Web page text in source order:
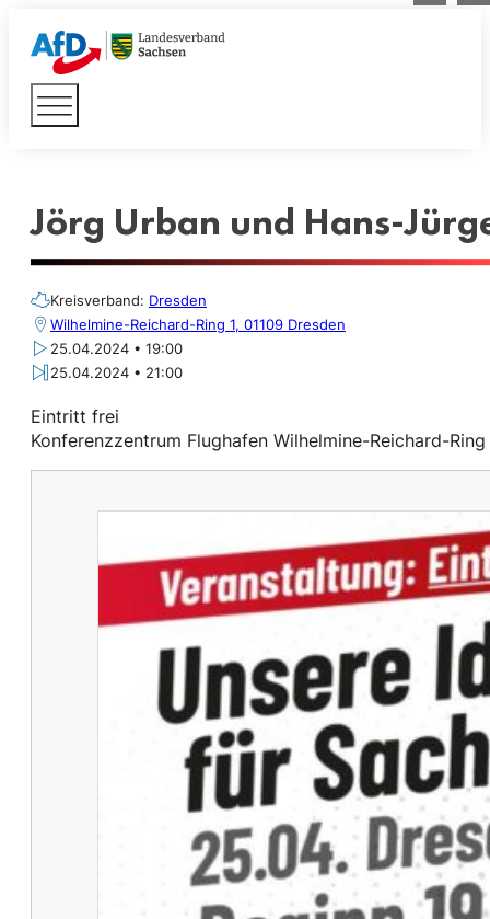
Jörg Urban und Hans-
Kreisverband: Dresden
Wilhelmine-Reichard-Ring 1, 01109 Dresden
25.04.2024 • 19:00
25.04.2024 • 21:00
Eintritt frei
Konferenzzentrum Flughafen Wilhelmine-Reichard-